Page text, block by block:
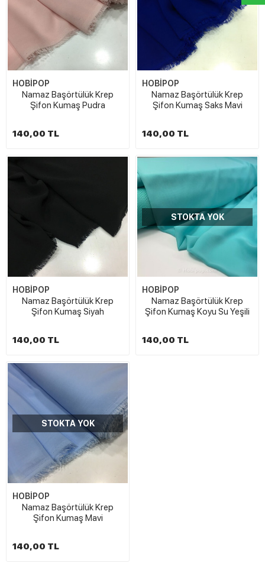
HOBİPOP
Namaz Başörtülük Krep
Şifon Kumaş Pudra
140,00 TL
HOBİPOP
Namaz Başörtülük Krep
Şifon Kumaş Saks Mavi
140,00 TL
HOBİPOP
Namaz Başörtülük Krep
Şifon Kumaş Siyah
140,00 TL
STOKTA YOK
HOBİPOP
Namaz Başörtülük Krep
Şifon Kumaş Koyu Su Yeşili
140,00 TL
STOKTA YOK
HOBİPOP
Namaz Başörtülük Krep
Şifon Kumaş Mavi
140,00 TL